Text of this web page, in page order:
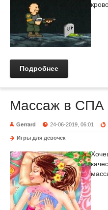
Подробнее
Массаж в СПА
Gerrard 24-06-2019, 06:01
Игры для девочек